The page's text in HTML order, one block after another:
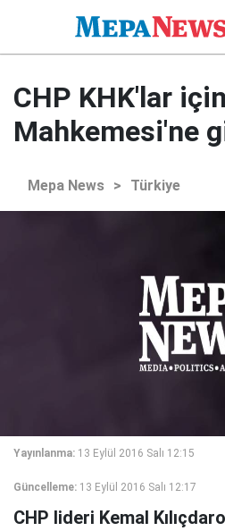
CHP KHK'lar
Mahkemesi'ne
Mepa News > Türkiye
Yayınlanma: 13 Eylül 2016 Salı 12:15
Güncelleme: 13 Eylül 2016 Salı 12:17
CHP lideri Kemal